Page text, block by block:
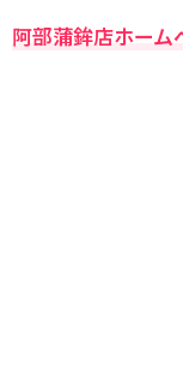
阿部蒲鉾店ホーム